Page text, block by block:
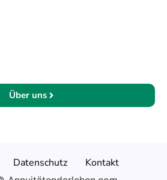
Über uns
Datenschutz Kontakt